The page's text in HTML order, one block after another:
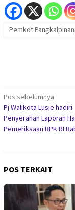
Pemkot
Navigasi
pos
Pos sebelumnya
Pj Walikota Lusje hadiri
Penyerahan Laporan
Pemeriksaan BPK RI
POS TERKAIT